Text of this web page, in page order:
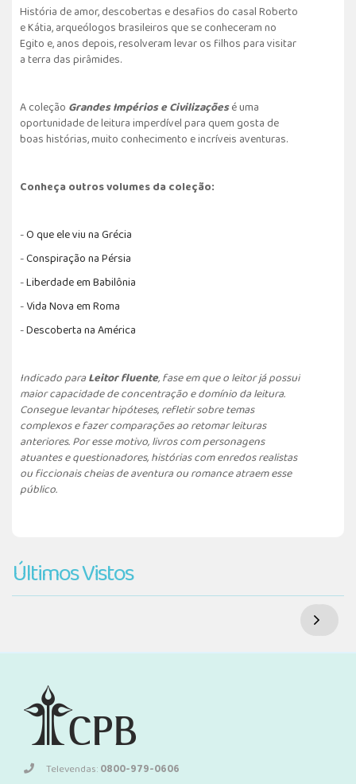
História de amor, descobertas e desafios do casal Roberto
e Kátia, arqueólogos brasileiros que se conheceram no
Egito e, anos depois, resolveram levar os filhos para visitar
a terra das pirâmides.
A coleção Grandes Impérios e Civilizaçõesé uma
oportunidade de leitura imperdível para quem gosta de
boas histórias, muito conhecimento e incríveis aventuras.
Conheça outros volumes da coleção:
-O que ele viu na Grécia
-Conspiração na Pérsia
-Liberdade em Babilônia
-Vida Nova em Roma
-Descoberta na América
Indicado paraLeitor fluente, fase em que o leitor já possui
maior capacidade de concentração e domínio da leitura.
Consegue levantar hipóteses, refletir sobre temas
complexos e fazer comparações ao retomar leituras
anteriores. Por esse motivo, livros com personagens
atuantes e questionadores, histórias com enredos realistas
ou ficcionais cheias de aventura ou romance atraem esse
público.
Últimos Vistos
Televendas:0800-979-0606